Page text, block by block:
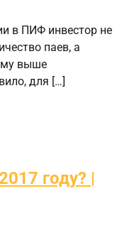
в ПИФ инвестор не
паев, а
выше
для […]
году? |